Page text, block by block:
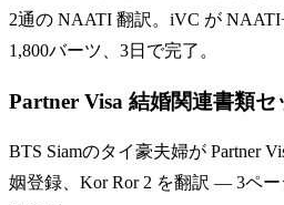
2通の NAATI 翻訳。iVC が
1,800バーツ、3日で完了。
Partner Visa 結婚関連書類セ
BTS Siamのタイ豪夫婦が Partner
姻登録、Kor Ror 2 を翻訳 — 3ペ